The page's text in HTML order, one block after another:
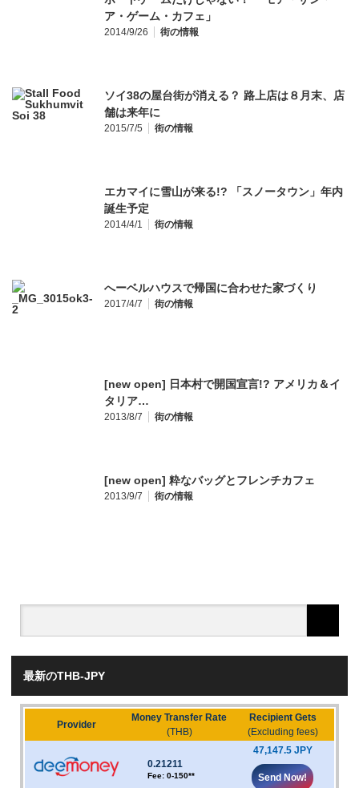
ア・ゲーム・カフェ」
2014/9/26 街の情報
ソイ38の屋台街が消える？ 路上店は８月末、店
舗は来年に
2015/7/5 街の情報
エカマイに雪山が来る!? 「スノータウン」年内
誕生予定
2014/4/1 街の情報
へーベルハウスで帰国に合わせた家づくり
2017/4/7 街の情報
[new open] 日本村で開国宣言!? アメリカ＆イ
タリア…
2013/8/7 街の情報
[new open] 粋なバッグとフレンチカフェ
2013/9/7 街の情報
最新のTHB-JPY